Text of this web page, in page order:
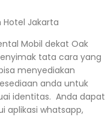
Mobil dekat Oak
tata cara yang
menyediakan
anda untuk
identitas. Anda dapat
aplikasi whatsapp,